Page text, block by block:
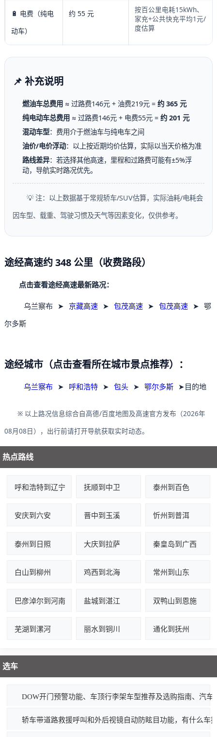
🔋 电费（纯电
动车）
约 55 元
按百公里电耗15kWh、
家充+公共快充平均1元/
度估算
📌 补充说明
燃油车总费用 ≈ 过路费146元 + 油费219元 = 约 365 元
纯电动车总费用 ≈ 过路费146元 + 电费55元 = 约 201 元
混动车型：费用介于燃油车与纯电车之间
油价/电价浮动：以上按近期均价估算，实际以当天价格为准
路线差异：若选择其他高速，里程和过路费可能有±5%浮
动，导航实时路况优先。
💡 注：以上数据基于常规轿车/SUV估算，实际油耗/电耗会
因车型、载重、驾驶习惯及天气等因素变化，仅供参考。
途经高速约 348 公里（收费路段）
点击查看途经高速最新路况：
乌兰察布 ➤ 京藏高速 ➤ 包茂高速 ➤ 包茂高速 ➤ 鄂
尔多斯
途经城市（点击查看所在城市景点推荐）：
乌兰察布 ➤ 呼和浩特 ➤ 包头 ➤ 鄂尔多斯 ➤目的地
※ 以上路况信息综合自高德/百度地图及高速官方发布（2026年
08月08日），出行前请打开导航获取实时动态。
热点路线
呼和浩特到辽宁 抚顺到中卫 泰州到百色
安庆到六安 晋中到玉溪 忻州到普洱
泰州到日照 大庆到拉萨 秦皇岛到广西
白山到柳州 鸡西到北海 常州到山东
巴彦淖尔到河南 盐城到湛江 双鸭山到恩施
芜湖到漯河 丽水到铜川 通化到抚州
选车
DOW开门预警功能、车顶行李架车型推荐及选购指南、汽车
轿车带道路救援呼叫和外后视镜自动防眩目功能，有什么车